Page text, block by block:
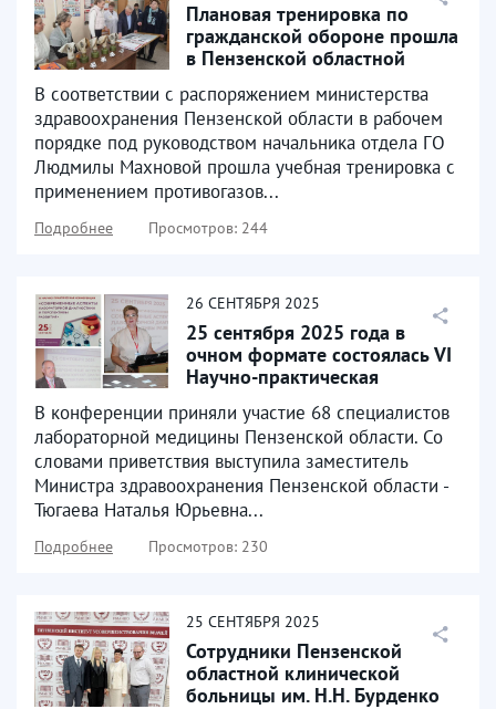
Плановая тренировка по
гражданской обороне прошла
в Пензенской областной
В соответствии с распоряжением министерства
здравоохранения Пензенской области в рабочем
порядке под руководством начальника отдела ГО
Людмилы Махновой прошла учебная тренировка с
применением противогазов...
Подробнее Просмотров: 244
26 СЕНТЯБРЯ 2025
25 сентября 2025 года в
очном формате состоялась VI
Научно-практическая
В конференции приняли участие 68 специалистов
лабораторной медицины Пензенской области. Со
словами приветствия выступила заместитель
Министра здравоохранения Пензенской области -
Тюгаева Наталья Юрьевна...
Подробнее Просмотров: 230
25 СЕНТЯБРЯ 2025
Сотрудники Пензенской
областной клинической
больницы им. Н.Н. Бурденко